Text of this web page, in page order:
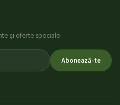
și oferte speciale.
Abonează-te